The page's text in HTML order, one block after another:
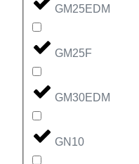
GM25EDM
GM25F
GM30EDM
GN10